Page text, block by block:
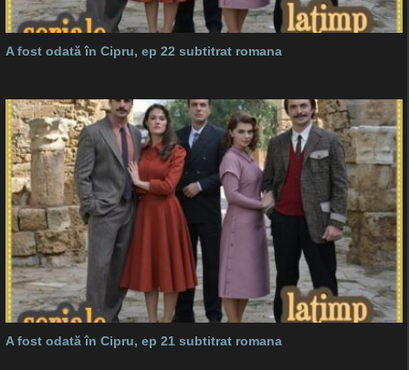
A fost odată în Cipru, ep 22 subtitrat romana
A fost odată în Cipru, ep 21 subtitrat romana